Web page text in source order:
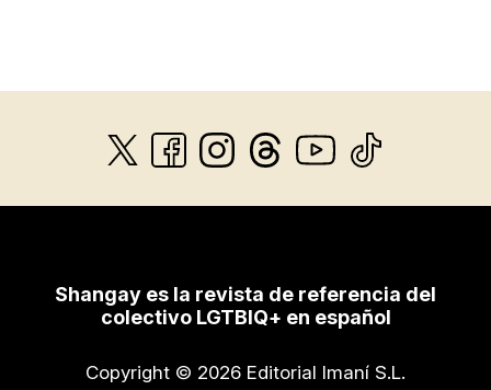
Shangay es la revista de referencia del
colectivo LGTBIQ+ en español
Copyright © 2026 Editorial Imaní S.L.